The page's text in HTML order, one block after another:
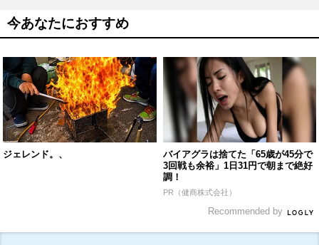
今あなたにおすすめ
ジェレンド。、
バイアグラは捨てた「65歳が45分で
3回戦も余裕」1日31円で朝まで絶好
調！
PR（健商株式会社）
Recommended by